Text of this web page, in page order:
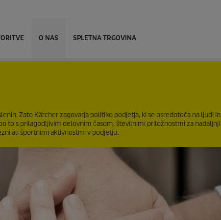
O NAS SPLETNA TRGOVINA
Zato Kärcher zagovarja politiko podjetja, ki se osredotoča na ljudi in
to s prilagodljivim delovnim časom, številnimi priložnostmi za nadaljnji
ali športnimi aktivnostmi v podjetju.